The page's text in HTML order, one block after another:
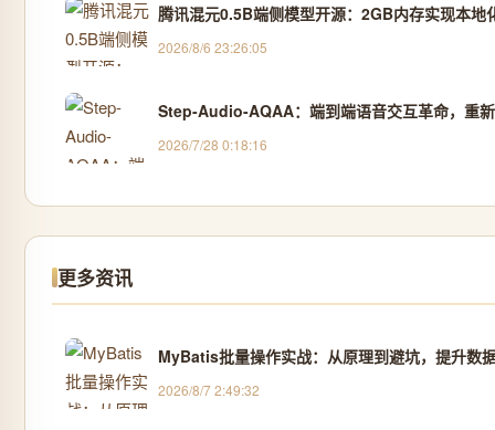
腾讯混元0.5B端侧模型开源：2GB内存实现本地
2026/8/6 23:26:05
Step-Audio-AQAA：端到端语音交互革命，重
2026/7/28 0:18:16
更多资讯
MyBatis批量操作实战：从原理到避坑，提升数
2026/8/7 2:49:32